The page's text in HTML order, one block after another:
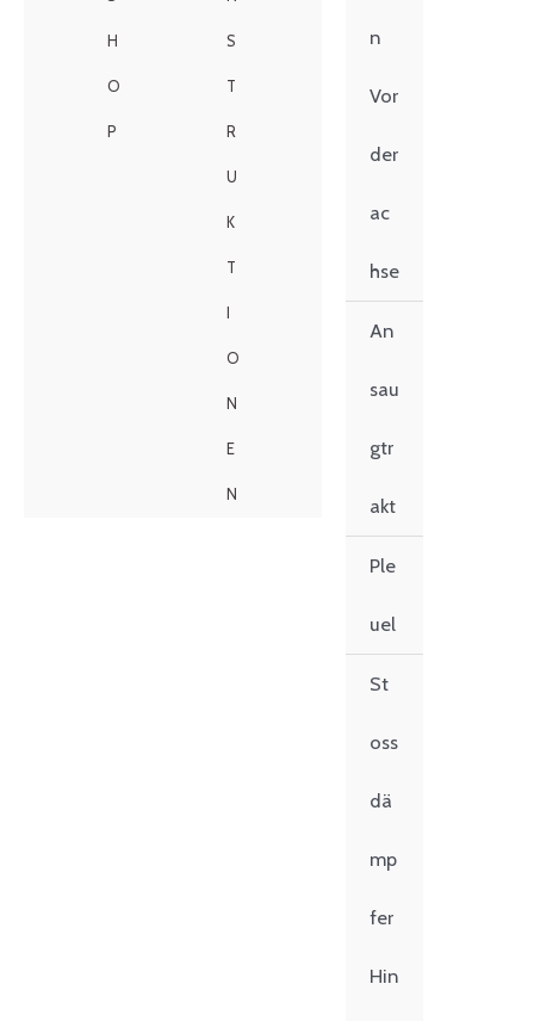
H
O
P
S
T
R
U
K
T
I
O
N
E
N
n
Vor
der
ac
hse
An
sau
gtr
akt
Ple
uel
St
oss
dä
mp
fer
Hin